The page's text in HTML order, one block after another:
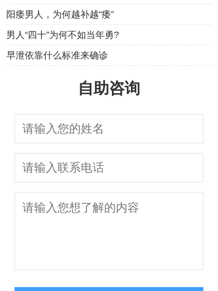
阳痿男人，为何越补越“痿”
男人“四十”为何不如当年勇?
早泄依靠什么标准来确诊
自助咨询